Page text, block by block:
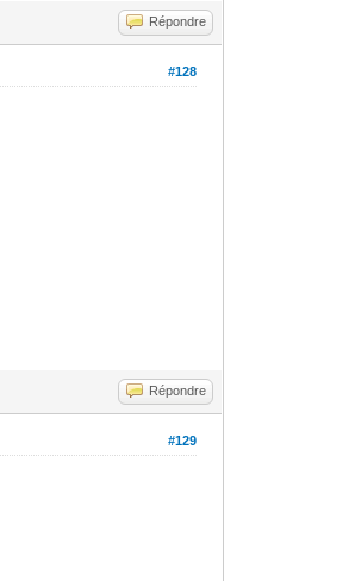
Répondre
#128
Répondre
#129